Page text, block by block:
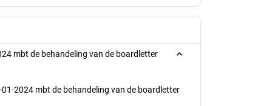
mbt de behandeling van de boardletter
2024 mbt de behandeling van de boardletter